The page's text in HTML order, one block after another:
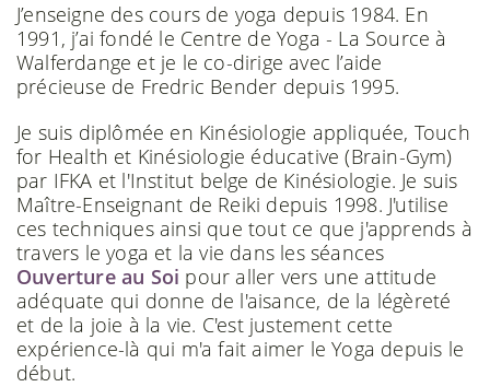
J’enseigne des cours de yoga depuis 1984. En
1991, j’ai fondé le Centre de Yoga - La Source à
Walferdange et je le co-dirige avec l’aide
précieuse de Fredric Bender depuis 1995.
Je suis diplômée en Kinésiologie appliquée, Touch
for Health et Kinésiologie éducative (Brain-Gym)
par IFKA et l'Institut belge de Kinésiologie. Je suis
Maître-Enseignant de Reiki depuis 1998. J'utilise
ces techniques ainsi que tout ce que j'apprends à
travers le yoga et la vie dans les séances
Ouverture au Soi pour aller vers une attitude
adéquate qui donne de l'aisance, de la légèreté
et de la joie à la vie. C'est justement cette
expérience-là qui m'a fait aimer le Yoga depuis le
début.